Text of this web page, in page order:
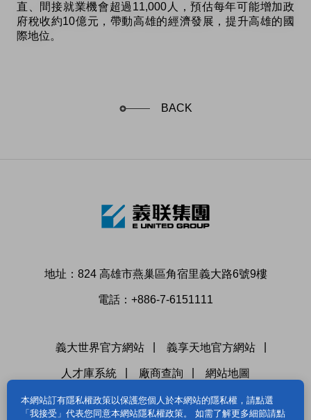
直、間接就業機會超過11,000人，預估每年可能增加政
府稅收約10億元，帶動高雄的經濟發展，提升高雄的國
際地位。
BACK
地址：824 高雄市燕巢區角宿里義大路6號9樓
電話：+886-7-6151111
義大世界官方網站 義享天地官方網站
人才庫系統 廠商查詢 網站地圖
本網站訂有隱私權政策以保護您個人於本網站的隱私權，請點選
「我接受」代表您同意本網站隱私權政策。 如需了解更多細節請點